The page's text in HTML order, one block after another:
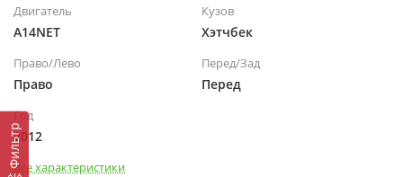
Фильтр
Двигатель
A14NET
Кузов
Хэтчбек
Право/Лево
Право
Перед/Зад
Перед
Год
2012
Все характеристики